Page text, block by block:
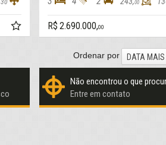
00
R$ 2.690.000,00
Ordenar por DATA MAIS
Não encontrou o que
Entre em contato